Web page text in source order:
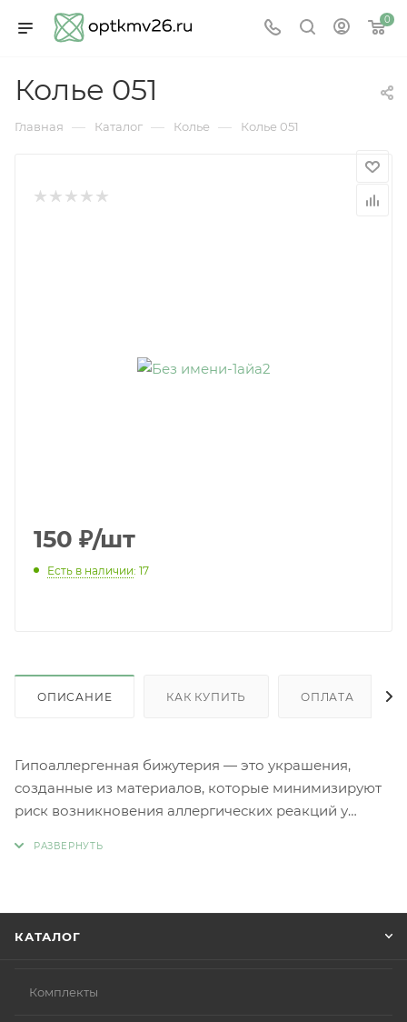
0
Колье 051
Главная — Каталог — Колье — Колье 051
150 ₽/шт
Есть в наличии: 17
ОПИСАНИЕ КАК КУПИТЬ ОПЛАТА
Гипоаллергенная бижутерия — это украшения,
созданные из материалов, которые минимизируют
риск возникновения аллергических реакций у
гипоаллергенной бижутерии используются
Нержавеющая сталь.
КАТАЛОГ
Комплекты